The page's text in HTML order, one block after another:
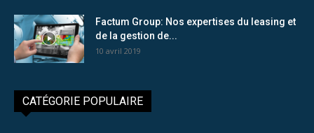
Factum Group: Nos expertises du leasing et
de la gestion de...
10 avril 2019
CATÉGORIE POPULAIRE